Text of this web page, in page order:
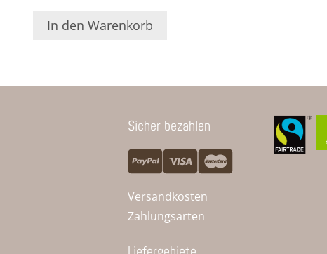
In den Warenkorb
Sicher bezahlen
Versandkosten
Zahlungsarten